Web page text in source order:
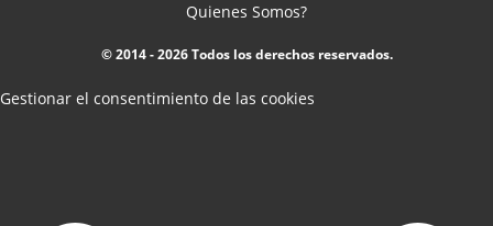
Quienes Somos?
© 2014 - 2026 Todos los derechos reservados.
Gestionar el consentimiento de las cookies